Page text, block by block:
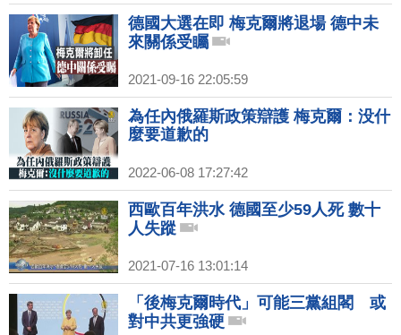
德國大選在即 梅克爾將退場 德中未
來關係受矚
2021-09-16 22:05:59
為任內俄羅斯政策辯護 梅克爾：没什
麼要道歉的
2022-06-08 17:27:42
西歐百年洪水 德國至少59人死 數十
人失蹤
2021-07-16 13:01:14
「後梅克爾時代」可能三黨組閣 或
對中共更強硬